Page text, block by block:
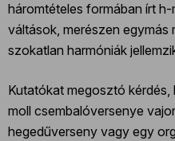
háromtételes formában írt
váltások, merészen egymás
szokatlan harmóniák
Kutatókat megosztó
moll csembalóversenye
hegedűverseny vagy egy